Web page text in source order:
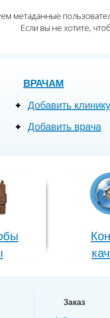
метаданные
Если вы не хотите,
ВРАЧАМ
Добавить клинику
Добавить врача
Заказ